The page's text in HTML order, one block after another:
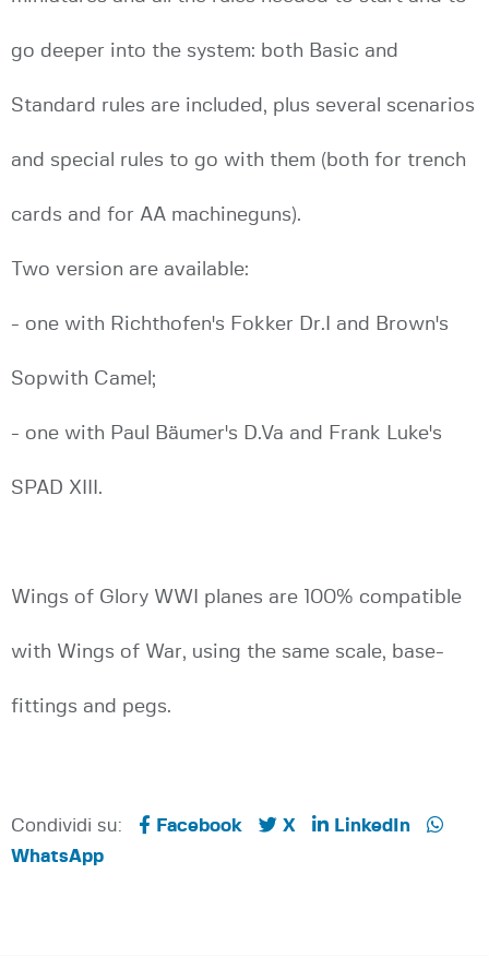
go deeper into the system: both Basic and
Standard rules are included, plus several scenarios
and special rules to go with them (both for trench
cards and for AA machineguns).
Two version are available:
- one with Richthofen's Fokker Dr.I and Brown's
Sopwith Camel;
- one with Paul Bäumer's D.Va and Frank Luke's
SPAD XIII.
Wings of Glory WWI planes are 100% compatible
with Wings of War, using the same scale, base-
fittings and pegs.
Condividi su: Facebook X
LinkedIn
WhatsApp